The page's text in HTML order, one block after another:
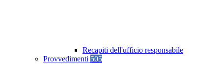
Recapiti dell'ufficio responsabile
Provvedimenti 505